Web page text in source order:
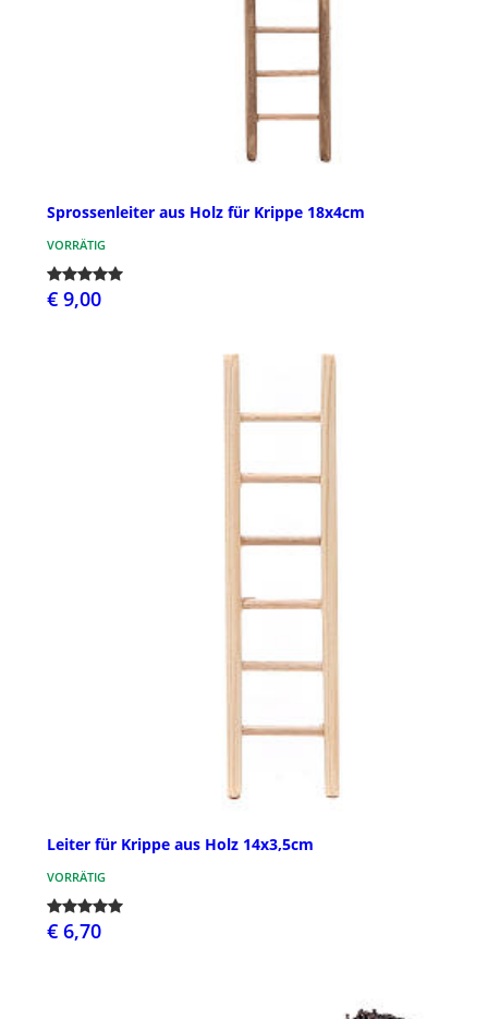
Sprossenleiter aus Holz für Krippe 18x4cm
VORRÄTIG
€ 9,00
Leiter für Krippe aus Holz 14x3,5cm
VORRÄTIG
€ 6,70